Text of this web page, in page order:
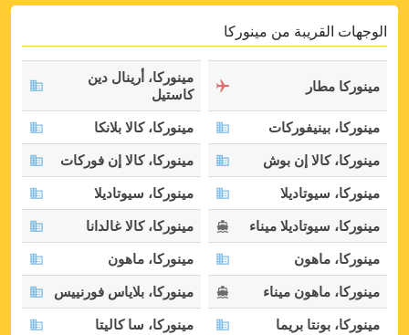
الوجهات القريبة من مينوركا
مينوركا مطار
مينوركا، أرينال دين
كاستيل
مينوركا، بينيفوركات
مينوركا، كالا بلانكا
مينوركا، كالا إن بوش
مينوركا، كالا إن فوركات
مينوركا، سيوتاديلا
مينوركا، سيوتاديلا
مينوركا، سيوتاديلا ميناء
مينوركا، كالا غالدانا
مينوركا، ماهون
مينوركا، ماهون
مينوركا، ماهون ميناء
مينوركا، بلاياس فورنييس
مينوركا، بونتا بريما
مينوركا، سا كاليتا